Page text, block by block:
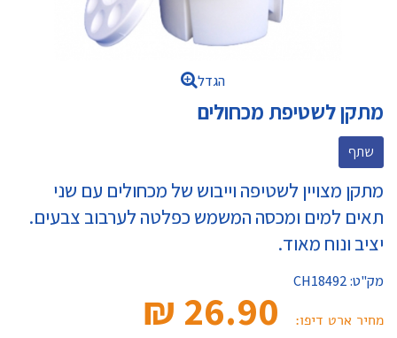
הגדל
מתקן לשטיפת מכחולים
שתף
מתקן מצויין לשטיפה וייבוש של מכחולים עם שני
תאים למים ומכסה המשמש כפלטה לערבוב צבעים.
יציב ונוח מאוד.
מק"ט:CH18492
מחיר ארט דיפו: 26.90 ₪‎